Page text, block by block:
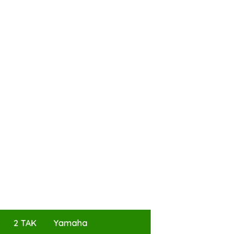
2 TAK Yamaha